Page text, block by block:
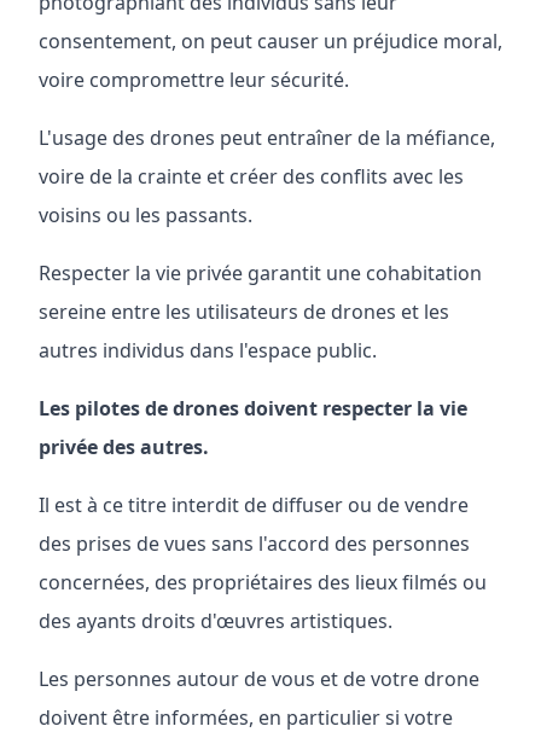
consentement, on peut causer un préjudice moral,
voire compromettre leur sécurité.
L'usage des drones peut entraîner de la méfiance,
voire de la crainte et créer des conflits avec les
voisins ou les passants.
Respecter la vie privée garantit une cohabitation
sereine entre les utilisateurs de drones et les
autres individus dans l'espace public.
Les pilotes de drones doivent respecter la vie
privée des autres.
Il est à ce titre interdit de diffuser ou de vendre
des prises de vues sans l'accord des personnes
concernées, des propriétaires des lieux filmés ou
des ayants droits d'œuvres artistiques.
Les personnes autour de vous et de votre drone
doivent être informées, en particulier si votre